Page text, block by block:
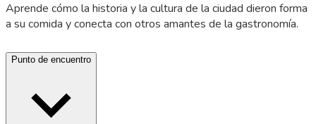
Aprende cómo la historia y la cultura de la ciudad dieron forma
a su comida y conecta con otros amantes de la gastronomía.
Punto de encuentro